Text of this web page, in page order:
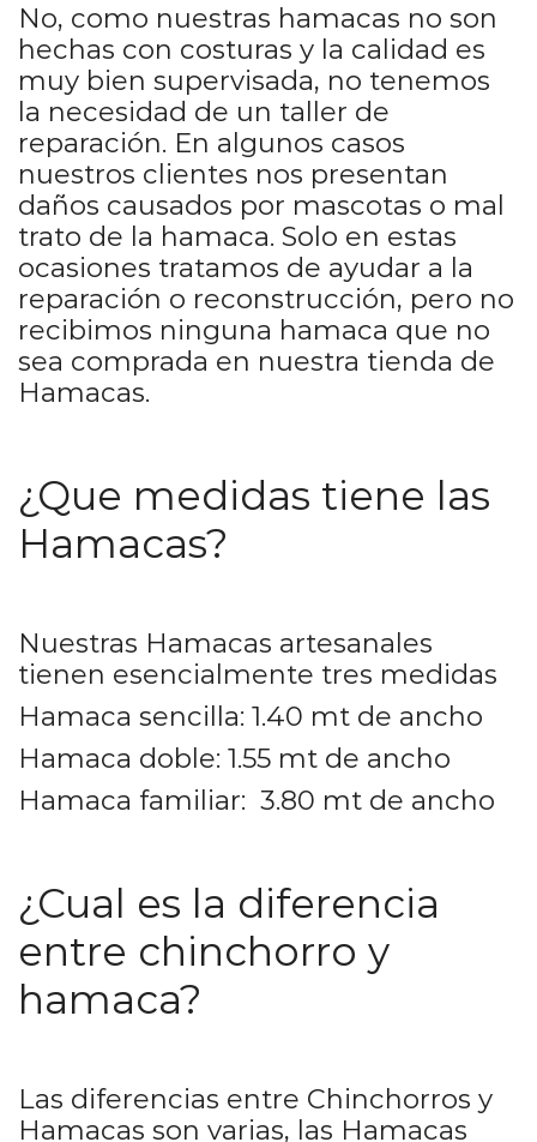
No, como nuestras hamacas no son
hechas con costuras y la calidad es
muy bien supervisada, no tenemos
la necesidad de un taller de
reparación. En algunos casos
nuestros clientes nos presentan
daños causados por mascotas o mal
trato de la hamaca. Solo en estas
ocasiones tratamos de ayudar a la
reparación o reconstrucción, pero no
recibimos ninguna hamaca que no
sea comprada en nuestra tienda de
Hamacas.
¿Que medidas tiene las
Hamacas?
Nuestras Hamacas artesanales
tienen esencialmente tres medidas
Hamaca sencilla: 1.40 mt de ancho
Hamaca doble: 1.55 mt de ancho
Hamaca familiar: 3.80 mt de ancho
¿Cual es la diferencia
entre chinchorro y
hamaca?
Las diferencias entre Chinchorros y
Hamacas son varias, las Hamacas